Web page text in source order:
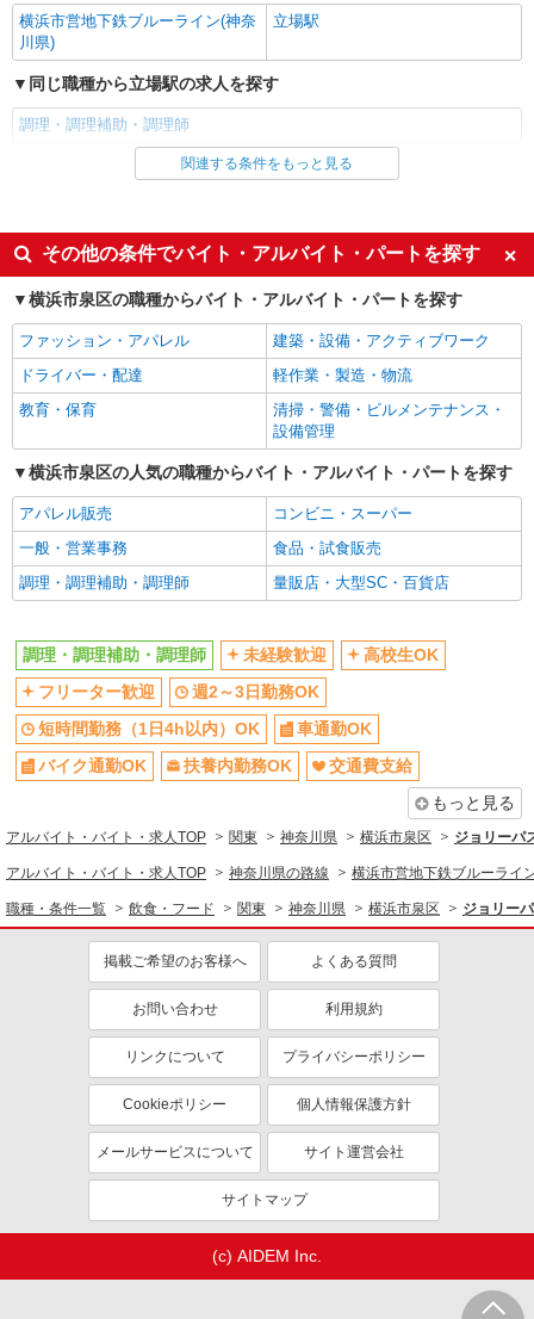
アルバイト パート
すき家 環状4号泉区和泉店
すき家の店舗スタッフ（接客・調理・清掃な
ど）
神奈川県横浜市泉区下和泉1-4-3
詳細を見る
アルバイト パート
丸亀製麺ゆめが丘ソラトス店
キッチン・ホールスタッフ（ランチタイム）
時給1230円〜
神奈川県横浜市泉区ゆめが丘31番地ゆめが丘
ソラトス1F
詳細を見る
アルバイト パート
丸亀製麺
［アルバイト・パート］時給1,230円〜
神奈川県横浜市泉区ゆめが丘31 ゆめが丘ソラ
トス
キープ 詳細を見る
日本一
接客・調理補助スタッフ（アルバイト・パー
［パート］ 時給1,260円〜1,380円 ・平日朝9
時まで ：時給1,360円 ・平日朝9時以降
：時給1,260円 ・平日17時以降 ：時給1,280
円 ・土日祝朝9時まで ：時給1,380円 ・土日
祝朝9時以降 ：時給1,280円 ［アルバイト］
大学生・専門学生・高校生：時給1,230円 ※試用
期間（2ヶ月間）も同時給
神奈川県横浜市泉区下飯田町字大原1584-2 ゆ
めが丘ソラトス
キープ 詳細を見る
パート
株式会社清島食品
福祉施設の調理スタッフ
時給1,230円
神奈川県横浜市泉区和泉中央北5-15-1 アース
サポート横浜泉（清島食品）
詳細を見る
横浜市営地下鉄ブルーライン(神奈
川県)
立場駅
同じ職種から立場駅の求人を探す
調理・調理補助・調理師
同じ雇用形態から立場駅の求人を探す
同じ特徴から立場駅の求人を探す
未経験歓迎
高校生OK
フリーター歓迎
週2～3日勤務OK
短時間勤務（1日4h以内）OK
車通勤OK
バイク通勤OK
扶養内勤務OK
社会保険あり
同じ職種から求人を探す
飲食・フード
調理・調理補助・調理師
同じ特徴から求人を探す
週2～3日勤務OK
短時間勤務（1日4h以内）OK
車通勤OK
扶養内勤務OK
交通費支給
社会保険あり
関連する条件をもっと見る
その他の条件でバイト・アルバイト・パートを探す
横浜市泉区の職種からバイト・アルバイト・パートを探す
ファッション・アパレル
建築・設備・アクティブワーク
ドライバー・配達
軽作業・製造・物流
教育・保育
清掃・警備・ビルメンテナンス・
設備管理
横浜市泉区の人気の職種からバイト・アルバイト・パートを探す
アパレル販売
コンビニ・スーパー
一般・営業事務
食品・試食販売
調理・調理補助・調理師
量販店・大型SC・百貨店
調理・調理補助・調理師 未経験歓迎
高校生OK
フリーター歓迎
週2～3日勤務OK
短時間勤務（1日4h以内）OK
車通勤OK
バイク通勤OK
扶養内勤務OK
交通費支給
もっと見る
アルバイト・バイト・求人TOP 関東 神奈川県 横浜市泉区 ジョリーパ
アルバイト・バイト・求人TOP 神奈川県の路線 横浜市営地下鉄ブルーライ
職種・条件一覧 飲食・フード 関東 神奈川県 横浜市泉区 ジョリー
掲載ご希望のお客様へ よくある質問
お問い合わせ 利用規約
リンクについて プライバシーポリシー
Cookieポリシー 個人情報保護方針
メールサービスについて サイト運営会社
サイトマップ
(c) AIDEM Inc.